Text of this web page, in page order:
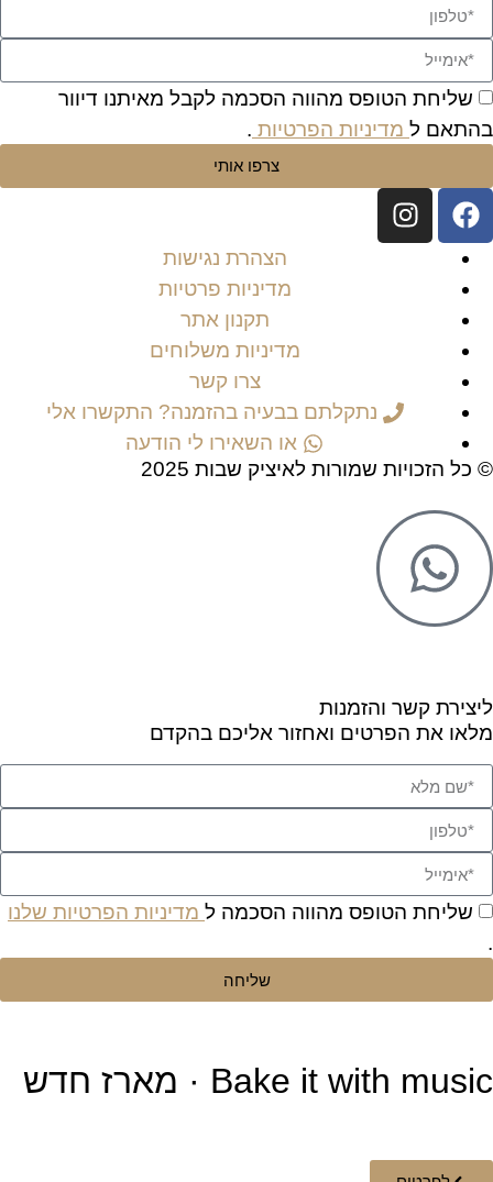
שליחת הטופס מהווה הסכמה לקבל מאיתנו דיוור
בהתאם ל מדיניות הפרטיות .
צרפו אותי
הצהרת נגישות
מדיניות פרטיות
תקנון אתר
מדיניות משלוחים
צרו קשר
נתקלתם בבעיה בהזמנה? התקשרו אלי
או השאירו לי הודעה
© כל הזכויות שמורות לאיציק שבות 2025
ליצירת קשר והזמנות
מלאו את הפרטים ואחזור אליכם בהקדם
שליחת הטופס מהווה הסכמה ל מדיניות הפרטיות שלנו
.
שליחה
Bake it with music · מארז חדש